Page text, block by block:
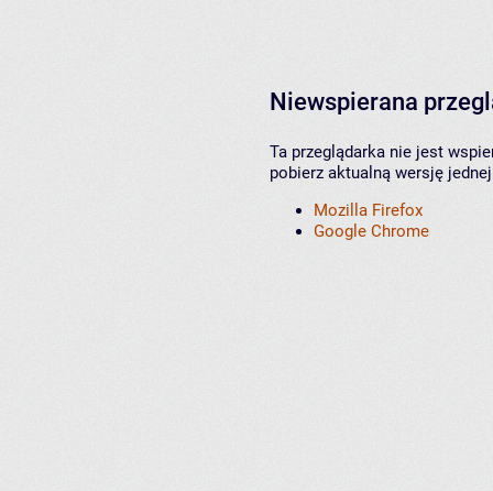
Niewspierana
Ta przeglądarka nie jest
pobierz aktualną wersję
Mozilla Firefox
Google Chrome